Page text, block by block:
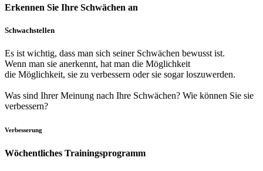
Erkennen Sie Ihre Schwächen an
Schwachstellen
Es ist wichtig, dass man sich seiner Schwächen bewusst ist.
Wenn man sie anerkennt, hat man die Möglichkeit
die Möglichkeit, sie zu verbessern oder sie sogar loszuwerden.
Was sind Ihrer Meinung nach Ihre Schwächen? Wie können Sie sie
verbessern?
Verbesserung
Wöchentliches Trainingsprogramm